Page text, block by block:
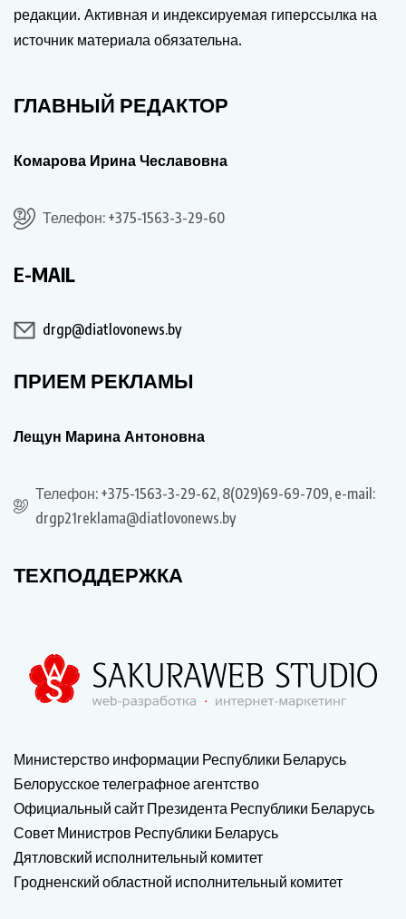
редакции. Активная и индексируемая гиперссылка на
источник материала обязательна.
ГЛАВНЫЙ РЕДАКТОР
Комарова Ирина Чеславовна
Телефон: +375-1563-3-29-60
E-MAIL
drgp@diatlovonews.by
ПРИЕМ РЕКЛАМЫ
Лещун Марина Антоновна
Телефон: +375-1563-3-29-62, 8(029)69-69-709, e-mail:
drgp21reklama@diatlovonews.by
ТЕХПОДДЕРЖКА
Министерство информации Республики Беларусь
Белорусское телеграфное агентство
Официальный сайт Президента Республики Беларусь
Совет Министров Республики Беларусь
Дятловский исполнительный комитет
Гродненский областной исполнительный комитет